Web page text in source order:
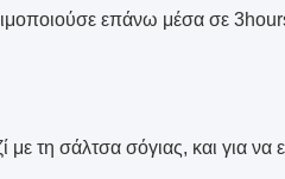
επάνω μέσα σε
τη σάλτσα σόγιας, και για να